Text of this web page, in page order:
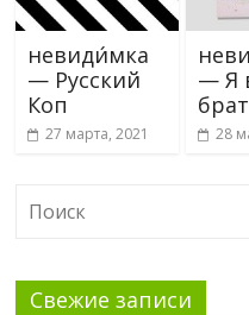
невиди́мка
— Русский
Коп
27 марта, 2021
— Я
брат
28
Свежие записи